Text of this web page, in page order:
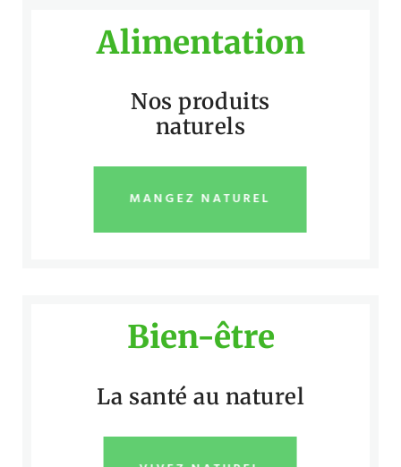
Alimentation
Nos produits
naturels
MANGEZ NATUREL
Bien-être
La santé au naturel